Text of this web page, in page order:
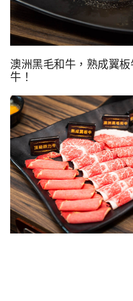
澳洲黑毛和牛，熟成翼
牛！